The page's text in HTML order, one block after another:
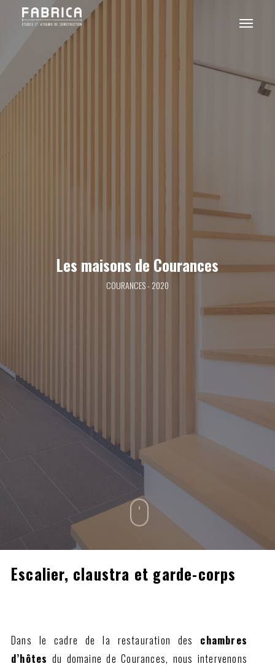
Menu
Les maisons de Courances
COURANCES - 2020
Escalier, claustra et garde-corps
Dans le cadre de la restauration des chambres
d’hôtes du domaine de Courances, nous intervenons